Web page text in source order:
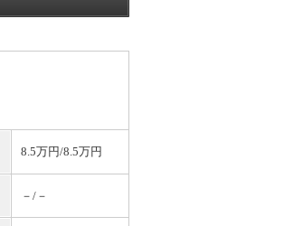
8.5万円/8.5万円
－/－